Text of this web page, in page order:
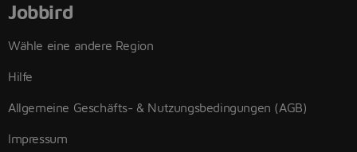
Jobbird
Wähle eine andere Region
Hilfe
Allgemeine Geschäfts- & Nutzungsbedingungen (AGB)
Impressum